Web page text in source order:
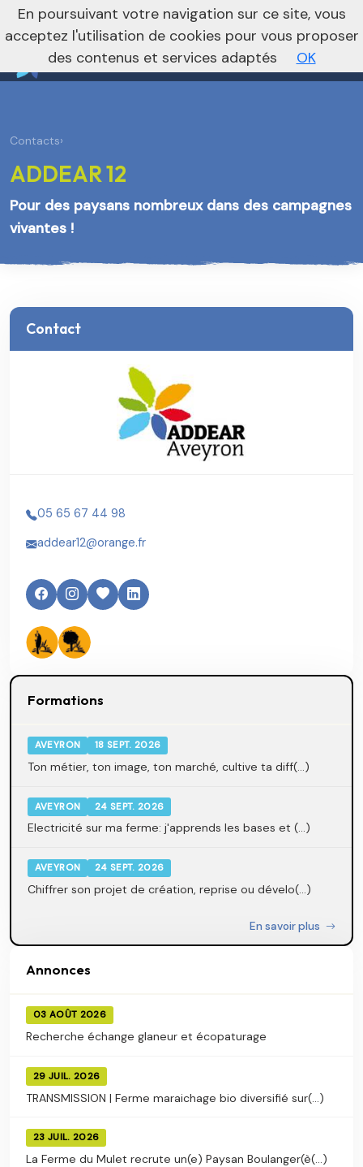
Vers le site national
nivo_2026: 1
Contacts›
ADDEAR 12
Pour des paysans nombreux dans des campagnes
vivantes !
Contact
05 65 67 44 98
addear12@orange.fr
Formations
AVEYRON 18 SEPT. 2026
Ton métier, ton image, ton marché, cultive ta diff(...)
AVEYRON 24 SEPT. 2026
Electricité sur ma ferme: j'apprends les bases et (...)
AVEYRON 24 SEPT. 2026
Chiffrer son projet de création, reprise ou dévelo(...)
En savoir plus
Annonces
03 AOÛT 2026
Recherche échange glaneur et écopaturage
29 JUIL. 2026
TRANSMISSION | Ferme maraichage bio diversifié sur(...)
23 JUIL. 2026
La Ferme du Mulet recrute un(e) Paysan Boulanger(è(...)
En poursuivant votre navigation sur ce site, vous
acceptez l'utilisation de cookies pour vous proposer
des contenus et services adaptés
OK